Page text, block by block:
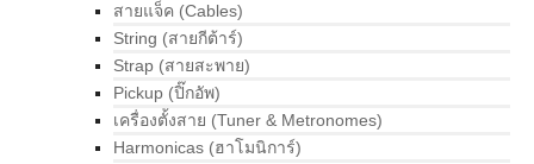
สายแจ็ค (Cables)
String (สายกีต้าร์)
Strap (สายสะพาย)
Pickup (ปิ๊กอัพ)
เครื่องตั้งสาย (Tuner & Metronomes)
Harmonicas (ฮาโมนิการ์)